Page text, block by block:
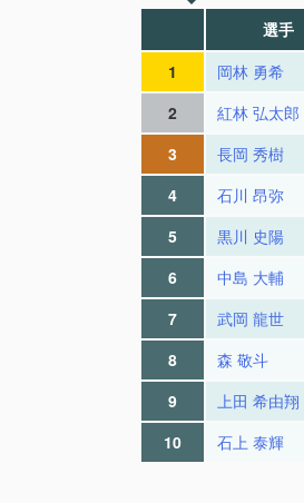
選手
1
岡林 勇希
2
紅林 弘太郎
3
長岡 秀樹
4
石川 昂弥
5
黒川 史陽
6
中島 大輔
7
武岡 龍世
8
森 敬斗
9
上田 希由翔
10
石上 泰輝